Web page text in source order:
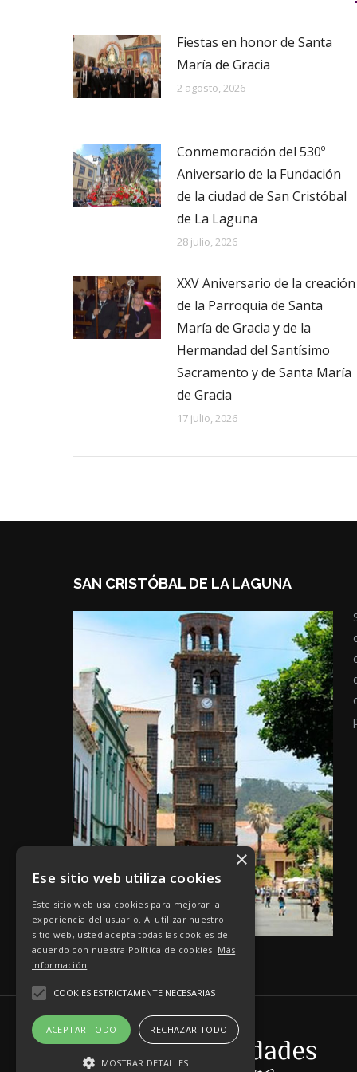
Fiestas en honor de Santa
María de Gracia
2 agosto, 2026
Conmemoración del 530º
Aniversario de la Fundación
de la ciudad de San Cristóbal
de La Laguna
28 julio, 2026
XXV Aniversario de la creación
de la Parroquia de Santa
María de Gracia y de la
Hermandad del Santísimo
Sacramento y de Santa María
de Gracia
17 julio, 2026
SAN CRISTÓBAL DE LA LAGUNA
×
Ese sitio web utiliza cookies
Este sitio web usa cookies para mejorar la
experiencia del usuario. Al utilizar nuestro
sitio web, usted acepta todas las cookies de
acuerdo con nuestra Política de cookies. Más
información
COOKIES ESTRICTAMENTE NECESARIAS
ACEPTAR TODO RECHAZAR TODO
MOSTRAR DETALLES